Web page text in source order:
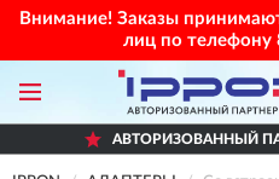
Внимание! Заказы
лиц по телефону
АВТОРИЗОВАННЫЙ